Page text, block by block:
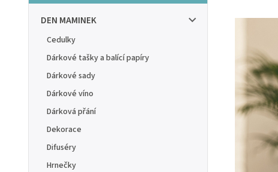
DEN MAMINEK
Cedulky
Dárkové tašky a balící papíry
Dárkové sady
Dárkové víno
Dárková přání
Dekorace
Difuséry
Hrnečky